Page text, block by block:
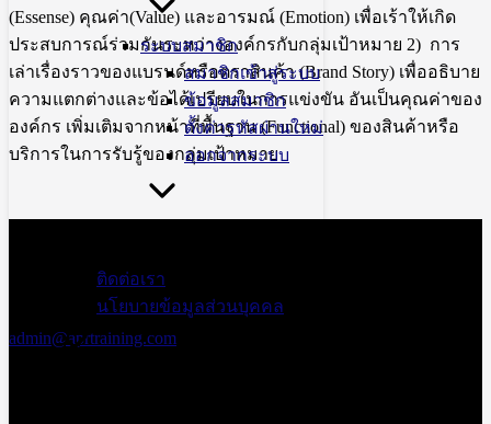
ระบบสมาชิก
สมาชิกเข้าสู่ระบบ
ข้อมูลสมาชิก
ตั้งค่ารหัสผ่านใหม่
ออกจากระบบ
ติดต่อเรา
นโยบายข้อมูลส่วนบุคคล
(Essense) คุณค่า(Value) และอารมณ์ (Emotion) เพื่อเร้าให้เกิด
ประสบการณ์ร่วมกันระหว่างองค์กรกับกลุ่มเป้าหมาย 2) การ
เล่าเรื่องราวของแบรนด์หรือตราสินค้า (Brand Story) เพื่ออธิบาย
ความแตกต่างและข้อได้เปรียบในการแข่งขัน อันเป็นคุณค่าของ
องค์กร เพิ่มเติมจากหน้าที่พื้นฐาน (Functional) ของสินค้าหรือ
บริการในการรับรู้ของกลุ่มเป้าหมาย
เอพีอาร์ อบรม
admin@aprtraining.com